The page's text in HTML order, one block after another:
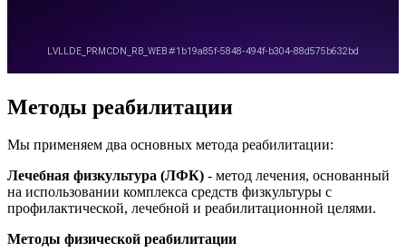
Методы реабилитации
Мы применяем два основных метода реабилитации:
Лечебная физкультура (ЛФК) - метод лечения, основанный
на использовании комплекса средств физкультуры с
профилактической, лечебной и реабилитационной целями.
Методы физической реабилитации